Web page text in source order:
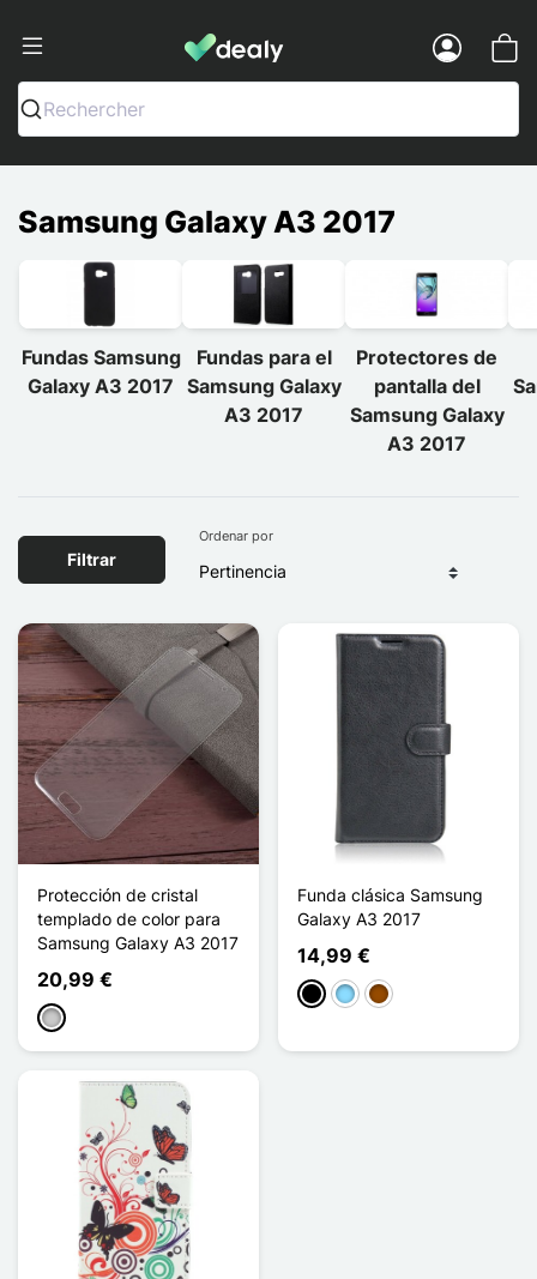
Dealy - Fundas y accesorios para
Rechercher
Samsung Galaxy A3 2017
Fundas Samsung
Galaxy A3 2017
Fundas para el
Samsung Galaxy
A3 2017
Protectores de
pantalla del
Samsung Galaxy
A3 2017
Filtrar
Ordenar por
Protección de cristal
templado de color para
Samsung Galaxy A3 2017
20,99 €
Transparente
Funda clásica Samsung
Galaxy A3 2017
14,99 €
NegroAzul claro
Marrón